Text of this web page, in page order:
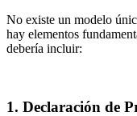
No existe un modelo
hay elementos
debería incluir:
1. Declaración de